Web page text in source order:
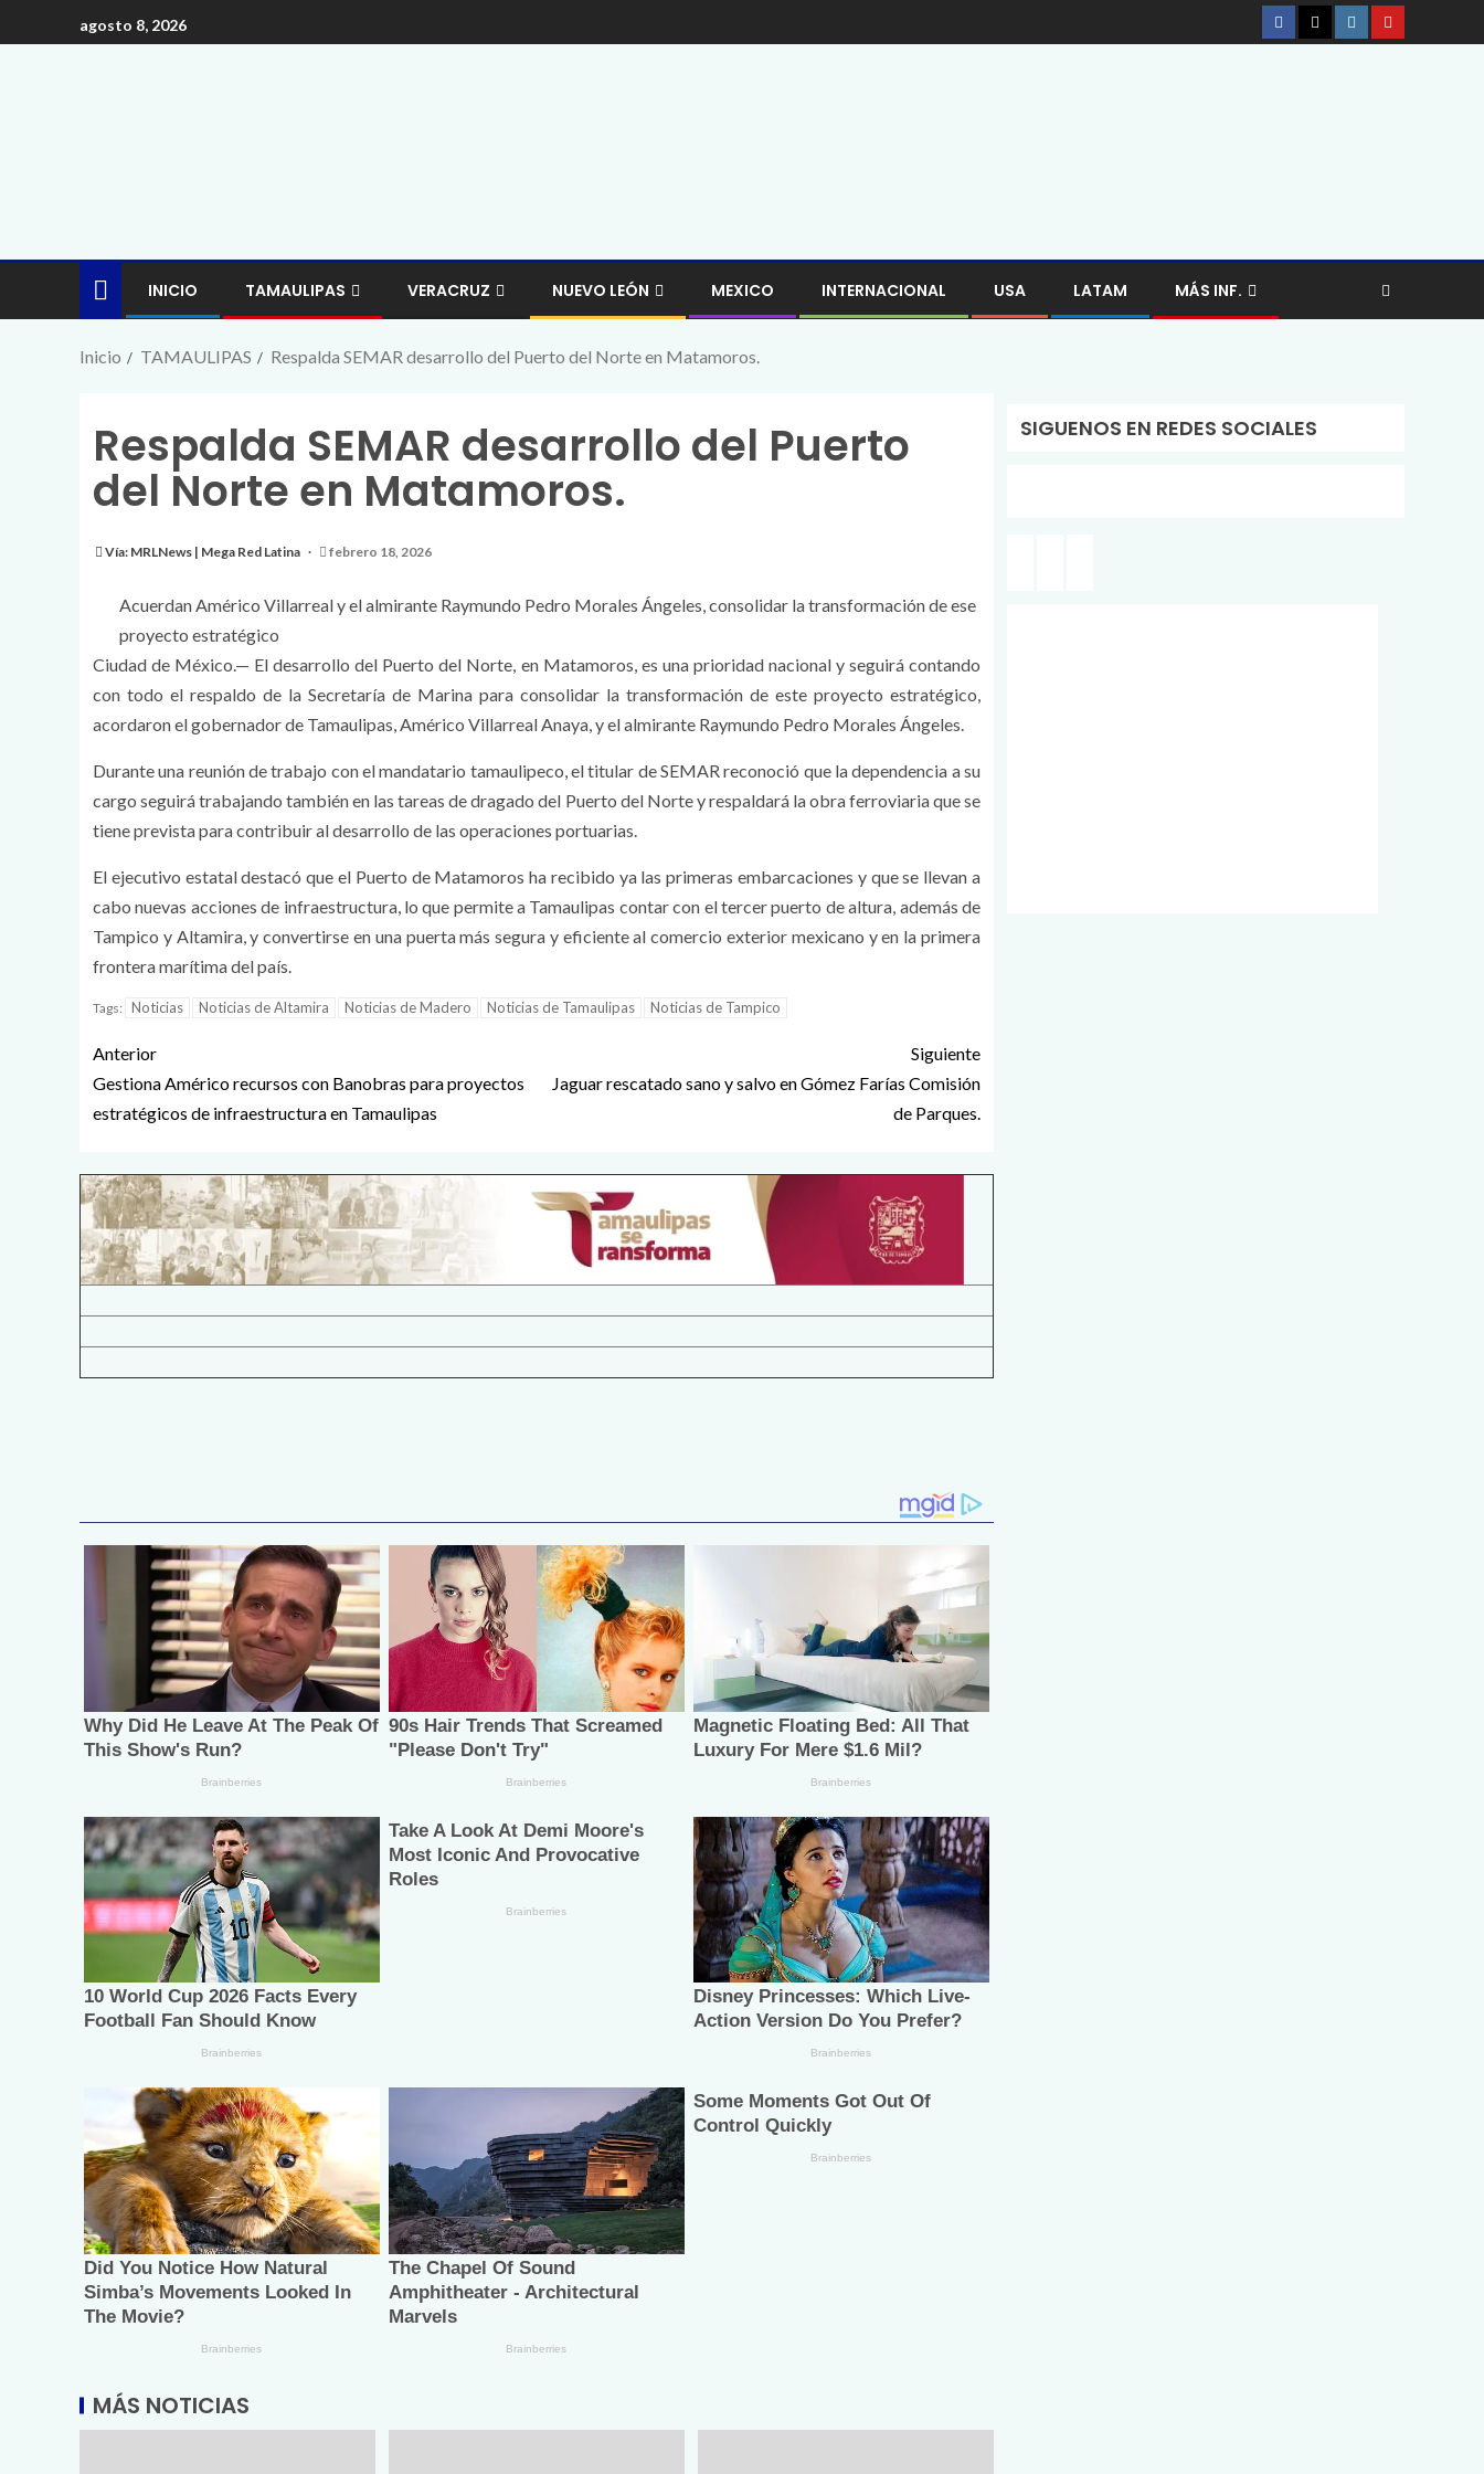
agosto 8, 2026
INICIO TAMAULIPAS VERACRUZ NUEVO LEÓN MEXICO INTERNACIONAL USA LATAM MÁS INF.
Inicio TAMAULIPAS Respalda SEMAR desarrollo del Puerto del Norte en Matamoros.
Respalda SEMAR desarrollo del Puerto
del Norte en Matamoros.
Vía: MRLNews | Mega Red Latina febrero 18, 2026
Acuerdan Américo Villarreal y el almirante Raymundo Pedro Morales Ángeles, consolidar la transformación de ese
proyecto estratégico
Ciudad de México.— El desarrollo del Puerto del Norte, en Matamoros, es una prioridad nacional y seguirá contando
con todo el respaldo de la Secretaría de Marina para consolidar la transformación de este proyecto estratégico,
acordaron el gobernador de Tamaulipas, Américo Villarreal Anaya, y el almirante Raymundo Pedro Morales Ángeles.
Durante una reunión de trabajo con el mandatario tamaulipeco, el titular de SEMAR reconoció que la dependencia a su
cargo seguirá trabajando también en las tareas de dragado del Puerto del Norte y respaldará la obra ferroviaria que se
tiene prevista para contribuir al desarrollo de las operaciones portuarias.
El ejecutivo estatal destacó que el Puerto de Matamoros ha recibido ya las primeras embarcaciones y que se llevan a
cabo nuevas acciones de infraestructura, lo que permite a Tamaulipas contar con el tercer puerto de altura, además de
Tampico y Altamira, y convertirse en una puerta más segura y eficiente al comercio exterior mexicano y en la primera
frontera marítima del país.
Tags: Noticias Noticias de Altamira Noticias de Madero Noticias de Tamaulipas Noticias de Tampico
Anterior
Gestiona Américo recursos con Banobras para proyectos
estratégicos de infraestructura en Tamaulipas
Siguiente
Jaguar rescatado sano y salvo en Gómez Farías Comisión
de Parques.
MÁS NOTICIAS
SIGUENOS EN REDES SOCIALES